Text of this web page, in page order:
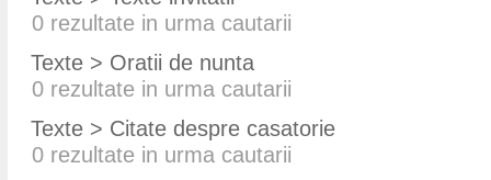
0 rezultate in urma cautarii
Texte > Oratii de nunta
0 rezultate in urma cautarii
Texte > Citate despre casatorie
0 rezultate in urma cautarii